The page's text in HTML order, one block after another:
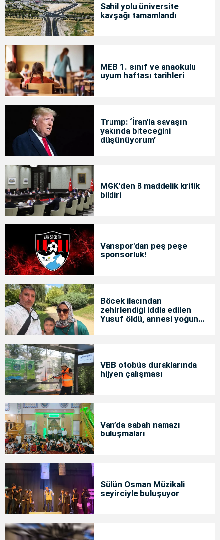
Sahil yolu üniversite
kavşağı tamamlandı
MEB 1. sınıf ve anaokulu
uyum haftası tarihleri
Trump: ‘İran'la savaşın
yakında biteceğini
düşünüyorum’
MGK'den 8 maddelik kritik
bildiri
Vanspor'dan peş peşe
sponsorluk!
Böcek ilacından
zehirlendiği iddia edilen
Yusuf öldü, annesi yoğun
VBB otobüs duraklarında
hijyen çalışması
Van’da sabah namazı
buluşmaları
Sülün Osman Müzikali
seyirciyle buluşuyor